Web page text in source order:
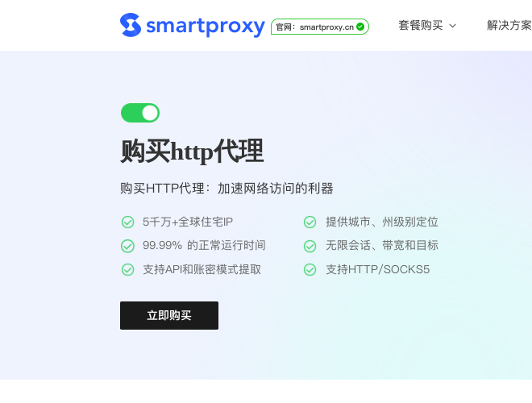
套餐购买 解决方案
购买http代理
购买HTTP代理：加速网络访问的利器
5千万+全球住宅IP
提供城市、州级别定位
99.99% 的正常运行时间
无限会话、带宽和目标
支持API和账密模式提取
支持HTTP/SOCKS5
立即购买